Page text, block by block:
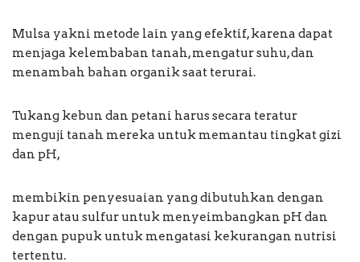
Mulsa yakni metode lain yang efektif, karena dapat
menjaga kelembaban tanah, mengatur suhu, dan
menambah bahan organik saat terurai.
Tukang kebun dan petani harus secara teratur
menguji tanah mereka untuk memantau tingkat gizi
dan pH,
membikin penyesuaian yang dibutuhkan dengan
kapur atau sulfur untuk menyeimbangkan pH dan
dengan pupuk untuk mengatasi kekurangan nutrisi
tertentu.